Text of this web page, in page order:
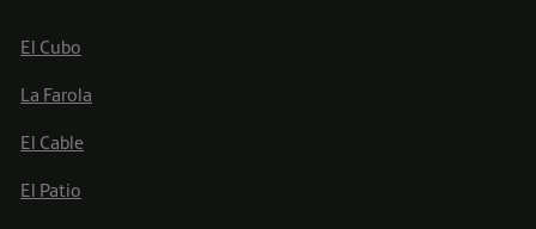
El Cubo
La Farola
El Cable
El Patio